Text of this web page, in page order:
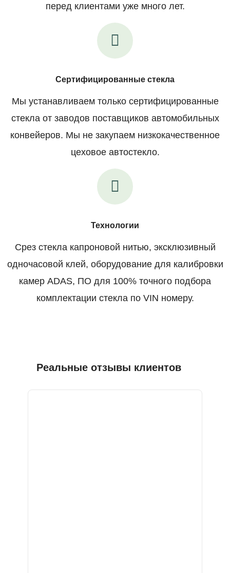
перед клиентами уже много лет.
Сертифицированные стекла
Мы устанавливаем только сертифицированные
стекла от заводов поставщиков автомобильных
конвейеров. Мы не закупаем низкокачественное
цеховое автостекло.
Технологии
Срез стекла капроновой нитью, эксклюзивный
одночасовой клей, оборудование для калибровки
камер ADAS, ПО для 100% точного подбора
комплектации стекла по VIN номеру.
Реальные отзывы клиентов